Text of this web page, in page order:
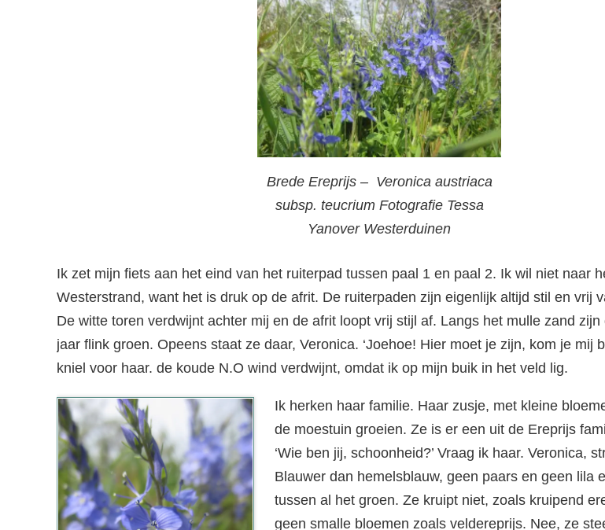
Brede Ereprijs – Veronica austriaca
subsp. teucrium Fotografie Tessa
Yanover Westerduinen
Ik zet mijn fiets aan het eind van het ruiterpad tussen paal 1 en paal 2. Ik wil niet naar
Westerstrand, want het is druk op de afrit. De ruiterpaden zijn eigenlijk altijd stil en vrij
De witte toren verdwijnt achter mij en de afrit loopt vrij stijl af. Langs het mulle zand
jaar flink groen. Opeens staat ze daar, Veronica. ‘Joehoe! Hier moet je zijn, kom je mij
kniel voor haar. de koude N.O wind verdwijnt, omdat ik op mijn buik in het veld lig.
Ik herken haar familie. Haar zusje, met kleine
de moestuin groeien. Ze is er een uit de Ereprijs
‘Wie ben jij, schoonheid?’ Vraag ik haar. Veronica,
Blauwer dan hemelsblauw, geen paars en geen lila
tussen al het groen. Ze kruipt niet, zoals kruipend
geen smalle bloemen zoals veldereprijs. Nee, ze